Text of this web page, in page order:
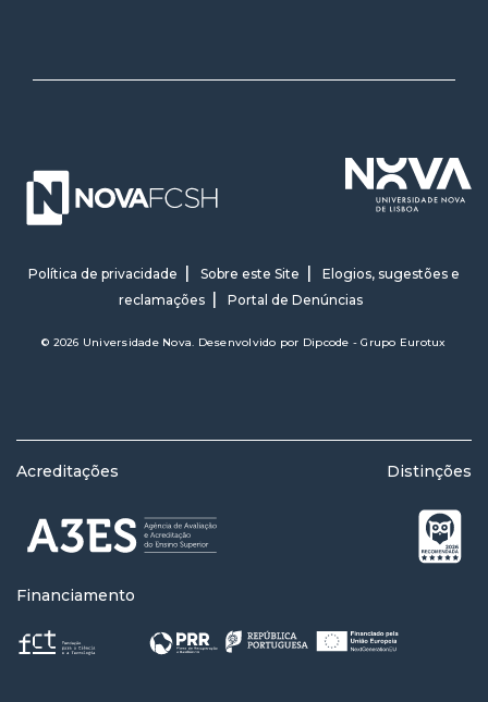
Política de privacidade Sobre este Site
Elogios, sugestões e
reclamações
Portal de Denúncias
© 2026 Universidade Nova. Desenvolvido por Dipcode - Grupo Eurotux
Acreditações Distinções
Financiamento